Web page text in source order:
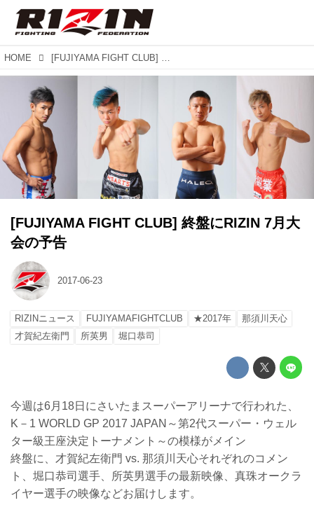
HOME [FUJIYAMA FIGHT CLUB] 終盤にRIZIN 7月大会の予告
[FUJIYAMA FIGHT CLUB] 終盤にRIZIN 7月大
会の予告
2017-06-23
RIZINニュース FUJIYAMAFIGHTCLUB ★2017年
那須川天心
才賀紀左衛門
所英男 堀口恭司
今週は6月18日にさいたまスーパーアリーナで行われた、
K－1 WORLD GP 2017 JAPAN～第2代スーパー・ウェル
ター級王座決定トーナメント～の模様がメイン
終盤に、才賀紀左衛門 vs. 那須川天心それぞれのコメン
ト、堀口恭司選手、所英男選手の最新映像、真珠オークラ
イヤー選手の映像などお届けします。